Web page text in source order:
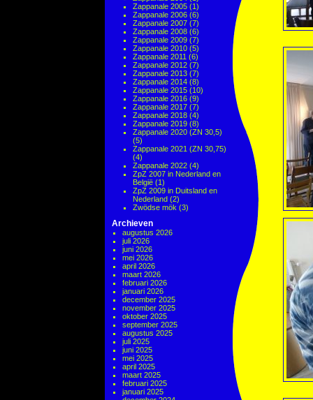
Zappanale 2005 (1)
Zappanale 2006 (6)
Zappanale 2007 (7)
Zappanale 2008 (6)
Zappanale 2009 (7)
Zappanale 2010 (5)
Zappanale 2011 (6)
Zappanale 2012 (7)
Zappanale 2013 (7)
Zappanale 2014 (8)
Zappanale 2015 (10)
Zappanale 2016 (9)
Zappanale 2017 (7)
Zappanale 2018 (4)
Zappanale 2019 (8)
Zappanale 2020 (ZN 30,5)
(5)
Zappanale 2021 (ZN 30,75)
(4)
Zappanale 2022 (4)
ZpZ 2007 in Nederland en
België (1)
ZpZ 2009 in Duitsland en
Nederland (2)
Zwödse mök (3)
Archieven
augustus 2026
juli 2026
juni 2026
mei 2026
april 2026
maart 2026
februari 2026
januari 2026
december 2025
november 2025
oktober 2025
september 2025
augustus 2025
juli 2025
juni 2025
mei 2025
april 2025
maart 2025
februari 2025
januari 2025